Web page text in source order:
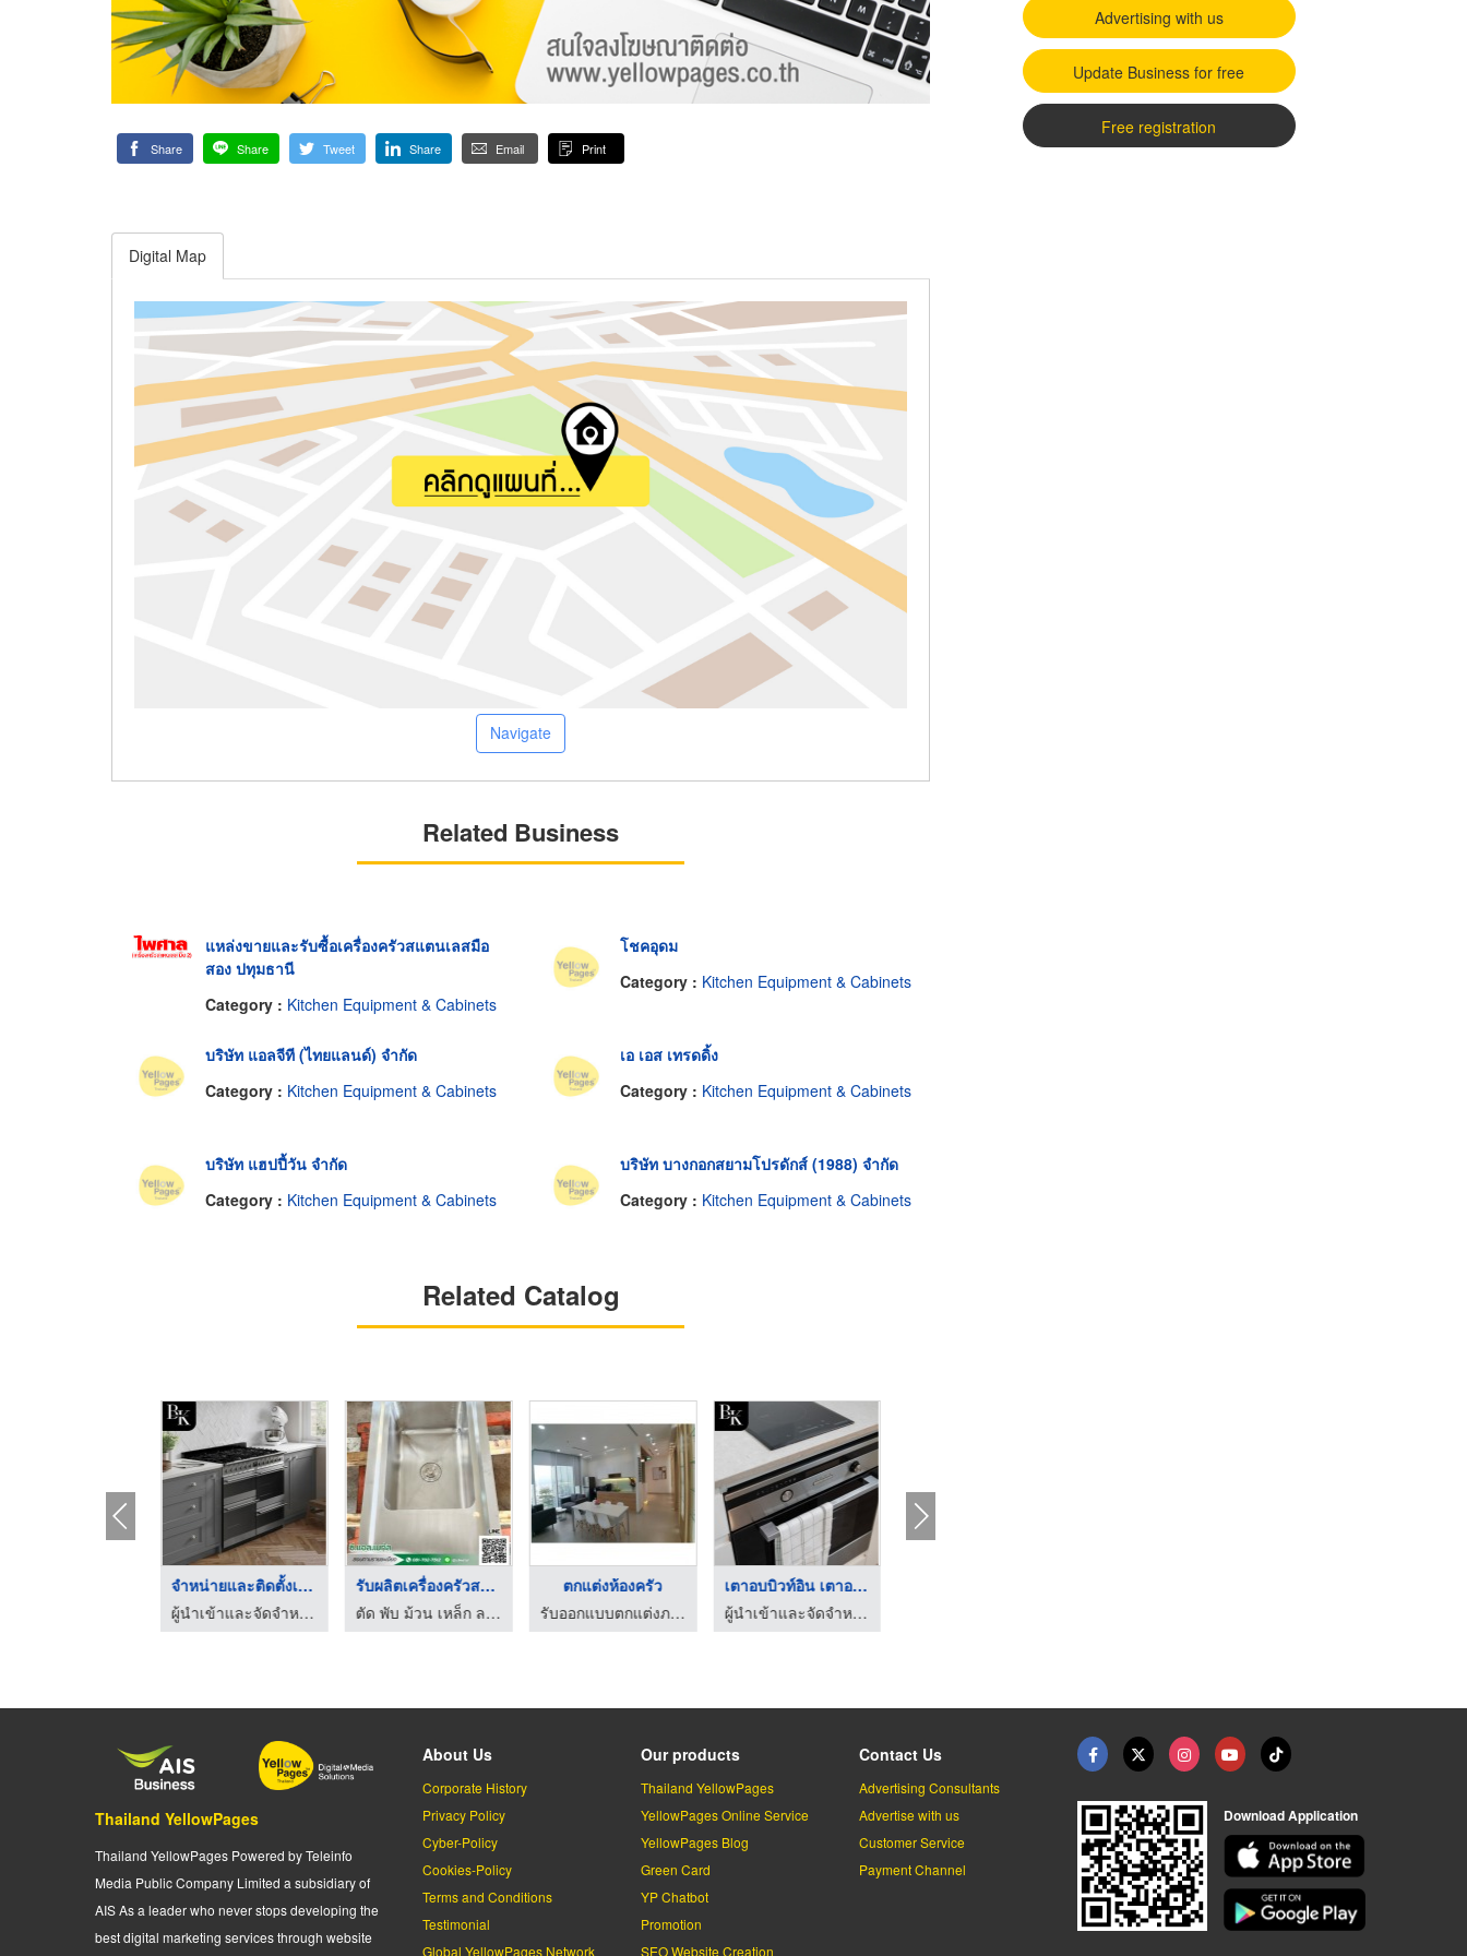
Share Share Tweet Share Email Print
Digital Map
Navigate
Related Business
แหล่งขายและรับซื้อเครื่องครัวสแตนเลสมือ
สอง ปทุมธานี
Category : Kitchen Equipment & Cabinets
โชคอุดม
Category : Kitchen Equipment & Cabinets
บริษัท แอลจีที (ไทยแลนด์) จำกัด
Category : Kitchen Equipment & Cabinets
เอ เอส เทรดดิ้ง
Category : Kitchen Equipment & Cabinets
บริษัท แฮปปี้วัน จำกัด
Category : Kitchen Equipment & Cabinets
บริษัท บางกอกสยามโปรดักส์ (1988) จำกัด
Category : Kitchen Equipment & Cabinets
Related Catalog
จำหน่ายและติดตั้งเคร ...
ผู้นำเข้าและจัดจำหน่ายเครื่องใช้ไฟฟ้าภายในครัว
รับผลิตเครื่องครัวสแ ...
ตัด พับ ม้วน เหล็ก ลาดกระบัง - ซี.แอล.เมทัล
ตกแต่งห้องครัว
รับออกแบบตกแต่งภายใน-เจสซ์ อาร์คิเทค
เตาอบบิวท์อิน เตาอบแ ...
ผู้นำเข้าและจัดจำหน่ายเครื่องใช้ไฟฟ้าภายในครัว
Advertising with us
Update Business for free
Free registration
Thailand YellowPages
Thailand YellowPages Powered by Teleinfo
Media Public Company Limited a subsidiary of
AIS As a leader who never stops developing the
best digital marketing services through website
About Us
Corporate History
Privacy Policy
Cyber-Policy
Cookies-Policy
Terms and Conditions
Testimonial
Global YellowPages Network
Our products
Thailand YellowPages
YellowPages Online Service
YellowPages Blog
Green Card
YP Chatbot
Promotion
SEO Website Creation
Contact Us
Advertising Consultants
Advertise with us
Customer Service
Payment Channel
Download Application